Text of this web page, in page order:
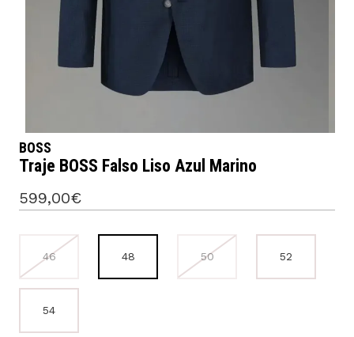
BOSS
Traje BOSS Falso Liso Azul Marino
599,00€
46 48 50 52
54